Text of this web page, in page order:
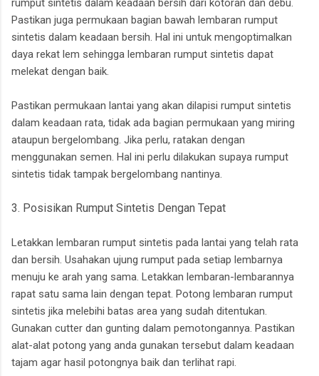
rumput sintetis dalam keadaan bersih dari kotoran dan debu.
Pastikan juga permukaan bagian bawah lembaran rumput
sintetis dalam keadaan bersih. Hal ini untuk mengoptimalkan
daya rekat lem sehingga lembaran rumput sintetis dapat
melekat dengan baik.
Pastikan permukaan lantai yang akan dilapisi rumput sintetis
dalam keadaan rata, tidak ada bagian permukaan yang miring
ataupun bergelombang. Jika perlu, ratakan dengan
menggunakan semen. Hal ini perlu dilakukan supaya rumput
sintetis tidak tampak bergelombang nantinya.
3. Posisikan Rumput Sintetis Dengan Tepat
Letakkan lembaran rumput sintetis pada lantai yang telah rata
dan bersih. Usahakan ujung rumput pada setiap lembarnya
menuju ke arah yang sama. Letakkan lembaran-lembarannya
rapat satu sama lain dengan tepat. Potong lembaran rumput
sintetis jika melebihi batas area yang sudah ditentukan.
Gunakan cutter dan gunting dalam pemotongannya. Pastikan
alat-alat potong yang anda gunakan tersebut dalam keadaan
tajam agar hasil potongnya baik dan terlihat rapi.